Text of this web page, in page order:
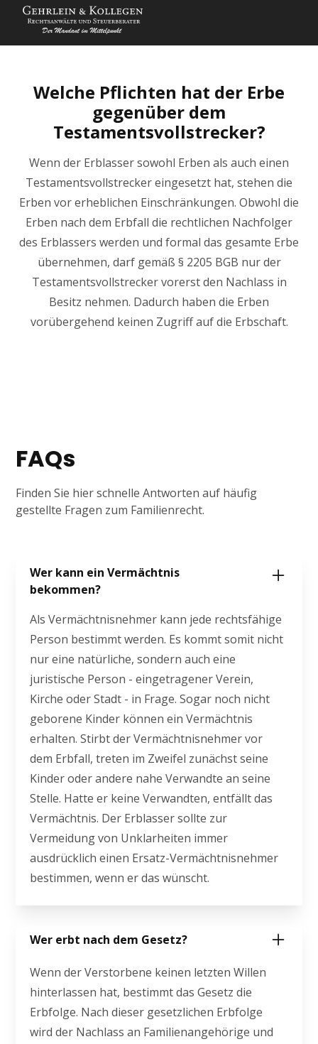
Welche Pflichten hat der Erbe
gegenüber dem
Testamentsvollstrecker?
Wenn der Erblasser sowohl Erben als auch einen
Testamentsvollstrecker eingesetzt hat, stehen die
Erben vor erheblichen Einschränkungen. Obwohl die
Erben nach dem Erbfall die rechtlichen Nachfolger
des Erblassers werden und formal das gesamte Erbe
übernehmen, darf gemäß § 2205 BGB nur der
Testamentsvollstrecker vorerst den Nachlass in
Besitz nehmen. Dadurch haben die Erben
vorübergehend keinen Zugriff auf die Erbschaft.
FAQs
Finden Sie hier schnelle Antworten auf häufig
gestellte Fragen zum Familienrecht.
Wer kann ein Vermächtnis
bekommen?
Als Vermächtnisnehmer kann jede rechtsfähige
Person bestimmt werden. Es kommt somit nicht
nur eine natürliche, sondern auch eine
juristische Person - eingetragener Verein,
Kirche oder Stadt - in Frage. Sogar noch nicht
geborene Kinder können ein Vermächtnis
erhalten. Stirbt der Vermächtnisnehmer vor
dem Erbfall, treten im Zweifel zunächst seine
Kinder oder andere nahe Verwandte an seine
Stelle. Hatte er keine Verwandten, entfällt das
Vermächtnis. Der Erblasser sollte zur
Vermeidung von Unklarheiten immer
ausdrücklich einen Ersatz-Vermächtnisnehmer
bestimmen, wenn er das wünscht.
Wer erbt nach dem Gesetz?
Wenn der Verstorbene keinen letzten Willen
hinterlassen hat, bestimmt das Gesetz die
Erbfolge. Nach dieser gesetzlichen Erbfolge
wird der Nachlass an Familienangehörige und